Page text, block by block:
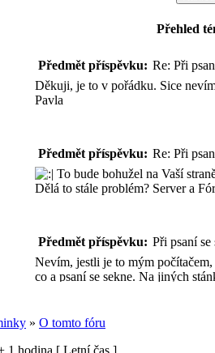
Přehled
Předmět příspěvku: Re: Při
Děkuji, je to v pořádku. Sice
Pavla
Předmět příspěvku: Re: Při
To bude bohužel na Vaší
Dělá to stále problém? Server a
Předmět příspěvku: Při psaní se
Nevím, jestli je to mým
co a psaní se sekne. Na jiných
» O tomto fóru
1 hodina [ Letní čas ]